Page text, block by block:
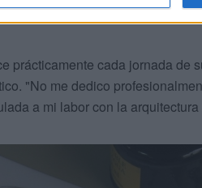
prácticamente cada jornada de
"No me dedico
a mi labor con la